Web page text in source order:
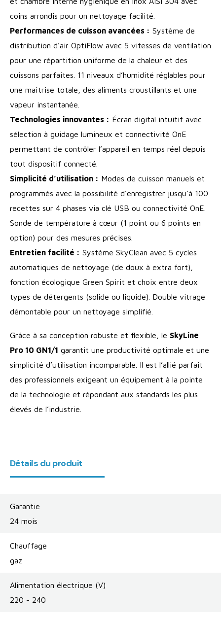
coins arrondis pour un nettoyage facilité.
Performances de cuisson avancées : Système de
distribution d'air OptiFlow avec 5 vitesses de ventilation
pour une répartition uniforme de la chaleur et des
cuissons parfaites. 11 niveaux d’humidité réglables pour
une maîtrise totale, des aliments croustillants et une
vapeur instantanée.
Technologies innovantes : Écran digital intuitif avec
sélection à guidage lumineux et connectivité OnE
permettant de contrôler l’appareil en temps réel depuis
tout dispositif connecté.
Simplicité d’utilisation : Modes de cuisson manuels et
programmés avec la possibilité d’enregistrer jusqu’à 100
recettes sur 4 phases via clé USB ou connectivité OnE.
Sonde de température à cœur (1 point ou 6 points en
option) pour des mesures précises.
Entretien facilité : Système SkyClean avec 5 cycles
automatiques de nettoyage (de doux à extra fort),
fonction écologique Green Spirit et choix entre deux
types de détergents (solide ou liquide). Double vitrage
démontable pour un nettoyage simplifié.
Grâce à sa conception robuste et flexible, le SkyLine
Pro 10 GN1/1 garantit une productivité optimale et une
simplicité d’utilisation incomparable. Il est l’allié parfait
des professionnels exigeant un équipement à la pointe
de la technologie et répondant aux standards les plus
élevés de l’industrie.
Détails du produit
Garantie
24 mois
Chauffage
gaz
Alimentation électrique (V)
220 - 240